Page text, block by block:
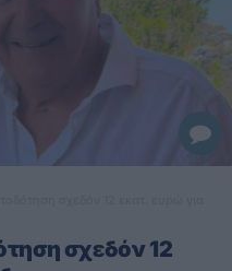
σχεδόν 12